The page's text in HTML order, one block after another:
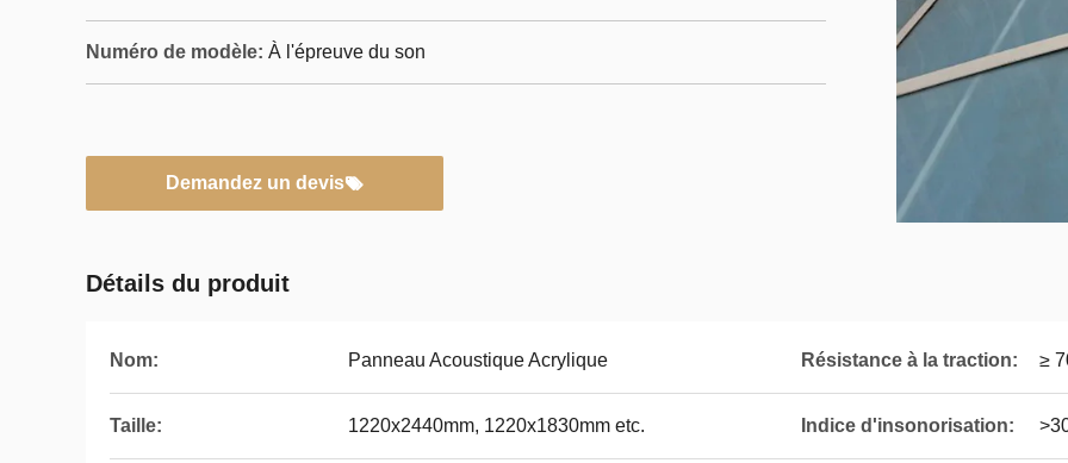
Numéro de modèle: À l'épreuve du son
Demandez un devis
Détails du produit
Nom: Panneau Acoustique Acrylique Résistance à la traction: ≥
Taille: 1220x2440mm, 1220x1830mm etc. Indice d'insonorisation: